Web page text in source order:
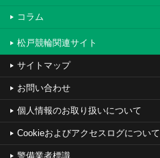
コラム
松戸競輪関連サイト
サイトマップ
お問い合わせ
個人情報のお取り扱いについて
Cookieおよびアクセスログについて
警備業者標識